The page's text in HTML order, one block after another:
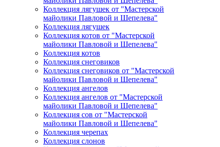
Коллекция лягушек от "Мастерской
майолики Павловой и Шепелева"
Коллекция лягушек
Коллекция котов от "Мастерской
майолики Павловой и Шепелева"
Коллекция котов
Коллекция снеговиков
Коллекция снеговиков от "Мастерской
майолики Павловой и Шепелева"
Коллекция ангелов
Коллекция ангелов от "Мастерской
майолики Павловой и Шепелева"
Коллекция сов от "Мастерской
майолики Павловой и Шепелева"
Коллекция черепах
Коллекция слонов